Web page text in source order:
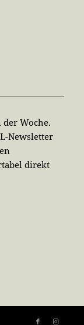
Woche.
Newsletter
direkt